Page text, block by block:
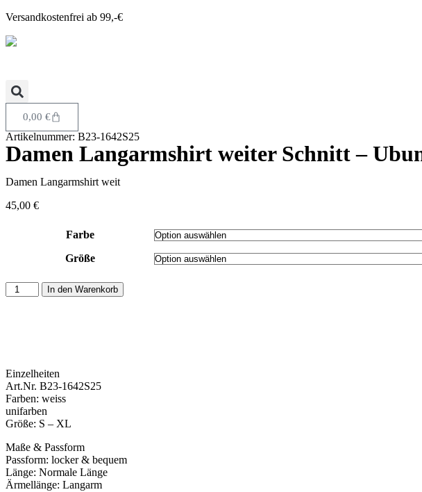
Versandkostenfrei ab 99,-€
0,00 €
Artikelnummer: B23-1642S25
Damen Langarmshirt weiter Schnitt –
Damen Langarmshirt weit
45,00 €
Farbe
Größe
In den Warenkorb
Einzelheiten
Art.Nr. B23-1642S25
Farben: weiss
unifarben
Größe: S – XL
Maße & Passform
Passform: locker & bequem
Länge: Normale Länge
Ärmellänge: Langarm